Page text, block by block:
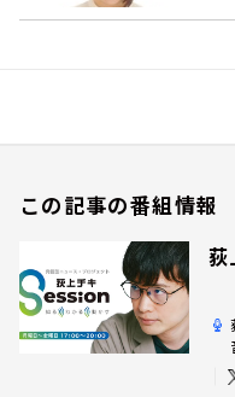
この記事の番組情報
荻